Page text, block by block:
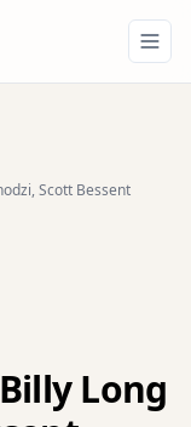
Scott Bessent
Long